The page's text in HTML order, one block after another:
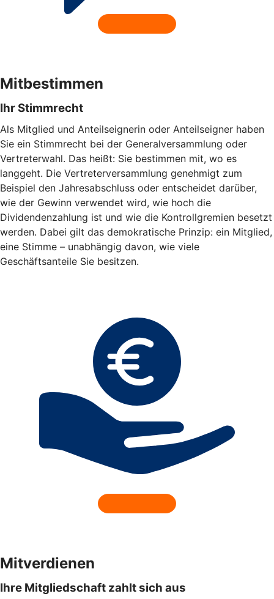
Mitbestimmen
Ihr Stimmrecht
Als Mitglied und Anteilseignerin oder Anteilseigner haben
Sie ein Stimmrecht bei der Generalversammlung oder
Vertreterwahl. Das heißt: Sie bestimmen mit, wo es
langgeht. Die Vertreterversammlung genehmigt zum
Beispiel den Jahresabschluss oder entscheidet darüber,
wie der Gewinn verwendet wird, wie hoch die
Dividendenzahlung ist und wie die Kontrollgremien besetzt
werden. Dabei gilt das demokratische Prinzip: ein Mitglied,
eine Stimme – unabhängig davon, wie viele
Geschäftsanteile Sie besitzen.
Mitverdienen
Ihre Mitgliedschaft zahlt sich aus